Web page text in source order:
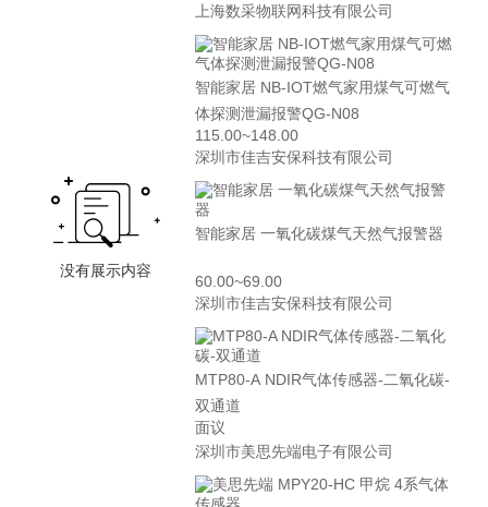
上海数采物联网科技有限公司
智能家居 NB-IOT燃气家用煤气可燃气
体探测泄漏报警QG-N08
115.00~148.00
深圳市佳吉安保科技有限公司
智能家居 一氧化碳煤气天然气报警器
60.00~69.00
深圳市佳吉安保科技有限公司
MTP80-A NDIR气体传感器-二氧化碳-
双通道
面议
深圳市美思先端电子有限公司